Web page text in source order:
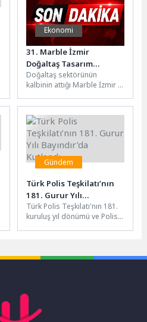
Ekonomi
31. Marble İzmir
Doğaltaş Tasarım
Yarışması sonuçlandı
Doğaltaş sektörünün
kalbinin attığı Marble İzmir –
Teknolojileri Fuarı’nda, bu
yıl...
Gündem
Türk Polis Teşkilatı’nın
181. Gurur Yılı
Bayındır’da Kutlandı
Türk Polis Teşkilatı'nın 181.
kuruluş yıl dönümü ve Polis